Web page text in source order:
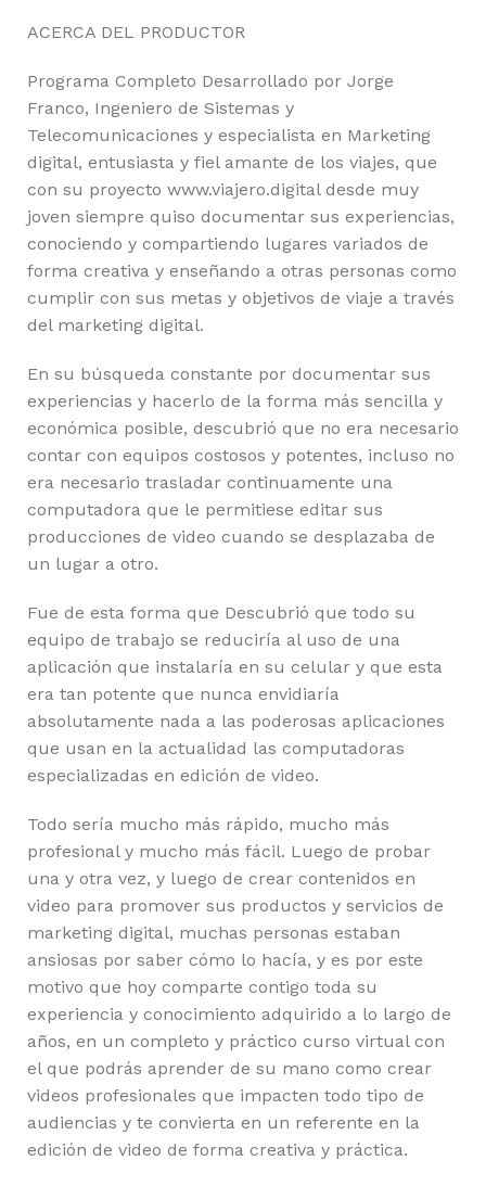
ACERCA DEL PRODUCTOR
Programa Completo Desarrollado por Jorge
Franco, Ingeniero de Sistemas y
Telecomunicaciones y especialista en Marketing
digital, entusiasta y fiel amante de los viajes, que
con su proyecto www.viajero.digital desde muy
joven siempre quiso documentar sus experiencias,
conociendo y compartiendo lugares variados de
forma creativa y enseñando a otras personas como
cumplir con sus metas y objetivos de viaje a través
del marketing digital.
En su búsqueda constante por documentar sus
experiencias y hacerlo de la forma más sencilla y
económica posible, descubrió que no era necesario
contar con equipos costosos y potentes, incluso no
era necesario trasladar continuamente una
computadora que le permitiese editar sus
producciones de video cuando se desplazaba de
un lugar a otro.
Fue de esta forma que Descubrió que todo su
equipo de trabajo se reduciría al uso de una
aplicación que instalaría en su celular y que esta
era tan potente que nunca envidiaría
absolutamente nada a las poderosas aplicaciones
que usan en la actualidad las computadoras
especializadas en edición de video.
Todo sería mucho más rápido, mucho más
profesional y mucho más fácil. Luego de probar
una y otra vez, y luego de crear contenidos en
video para promover sus productos y servicios de
marketing digital, muchas personas estaban
ansiosas por saber cómo lo hacía, y es por este
motivo que hoy comparte contigo toda su
experiencia y conocimiento adquirido a lo largo de
años, en un completo y práctico curso virtual con
el que podrás aprender de su mano como crear
videos profesionales que impacten todo tipo de
audiencias y te convierta en un referente en la
edición de video de forma creativa y práctica.